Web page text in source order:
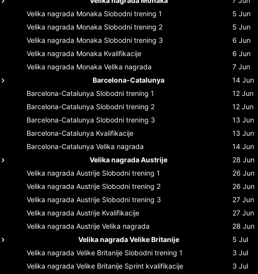
Velika nagrada Monaka Slobodni trening 1 5 Jun
Velika nagrada Monaka Slobodni trening 2 5 Jun
Velika nagrada Monaka Slobodni trening 3 6 Jun
Velika nagrada Monaka Kvalifikacije 6 Jun
Velika nagrada Monaka Velika nagrada 7 Jun
Barcelona-Catalunya
14 Jun
Barcelona-Catalunya Slobodni trening 1 12 Jun
Barcelona-Catalunya Slobodni trening 2 12 Jun
Barcelona-Catalunya Slobodni trening 3 13 Jun
Barcelona-Catalunya Kvalifikacije 13 Jun
Barcelona-Catalunya Velika nagrada 14 Jun
Velika nagrada Austrije
28 Jun
Velika nagrada Austrije Slobodni trening 1 26 Jun
Velika nagrada Austrije Slobodni trening 2 26 Jun
Velika nagrada Austrije Slobodni trening 3 27 Jun
Velika nagrada Austrije Kvalifikacije 27 Jun
Velika nagrada Austrije Velika nagrada 28 Jun
Velika nagrada Velike Britanije
5 Jul
Velika nagrada Velike Britanije Slobodni trening 1 3 Jul
Velika nagrada Velike Britanije Sprint kvalifikacije 3 Jul